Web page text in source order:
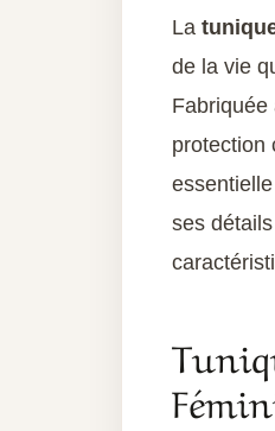
La
de la vie
Fabriquée
protection
ses